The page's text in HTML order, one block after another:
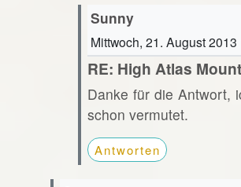
Sunny
Mittwoch, 21. August 2013
RE: High Atlas
Danke für die Antwort,
schon vermutet.
Antworten